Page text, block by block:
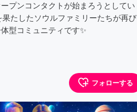
プンコンタクトが始まろうとしてい
たしたソウルファミリーたちが再び
型コミュニティです✨
フォローする